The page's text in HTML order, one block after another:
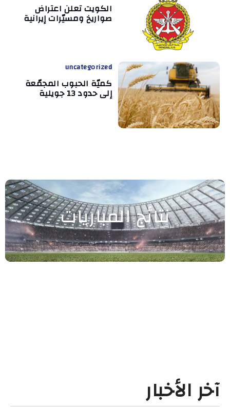
الكويت تعلن اعتراض
صواريخ ومسيّرات إيرانية
uncategorized
كميّة الحبوب المجمّعة
إلى حدود 13 جويلية
نتائج المباريات
آخر الأخبار